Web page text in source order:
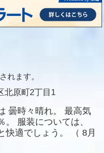
れます。
北原町2丁目1
曇時々晴れ。
最高気
。
服装については、
快適でしょう。
（ 8月